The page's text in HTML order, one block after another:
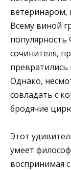
ветеринаром,
Всему виной
популярность
сочинителя,
превратились
Однако,
совладать с
бродячие
Этот
умеет
воспринимая